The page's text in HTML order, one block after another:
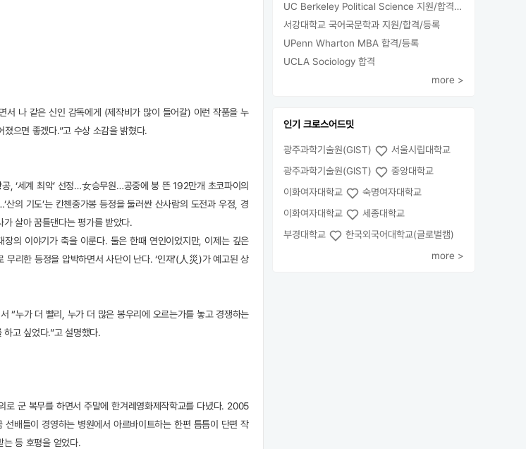
서 나 같은 신인 감독에게 (제작비가 많이 들어갈) 이런 작품을 누
으면 좋겠다.”고 수상 소감을 밝혔다.
‘세계 최악’ 선정…女승무원…공중에 붕 뜬 192만개 초코파이의
의 기도’는 칸첸중가봉 등정을 둘러싼 산사람의 도전과 우정, 경
살아 꿈틀댄다는 평가를 받았다.
의 이야기가 축을 이룬다. 둘은 한때 연인이었지만, 이제는 깊은
리한 등정을 압박하면서 사단이 난다. ‘인재’(人災)가 예고된 상
“누가 더 빨리, 누가 더 많은 봉우리에 오르는가를 놓고 경쟁하는
고 싶었다.”고 설명했다.
로 군 복무를 하면서 주말에 한겨레영화제작학교를 다녔다. 2005
배들이 경영하는 병원에서 아르바이트하는 한편 틈틈이 단편 작
는 등 호평을 얻었다.
UC Berkeley Political Science 지원/합격/등록
서강대학교 국어국문학과 지원/합격/등록
UPenn Wharton MBA 합격/등록
UCLA Sociology 합격
more >
인기 크로스어드밋
광주과학기술원(GIST)
서울시립대학교
광주과학기술원(GIST)
중앙대학교
이화여자대학교
숙명여자대학교
이화여자대학교
세종대학교
부경대학교
한국외국어대학교(글로벌캠)
more >